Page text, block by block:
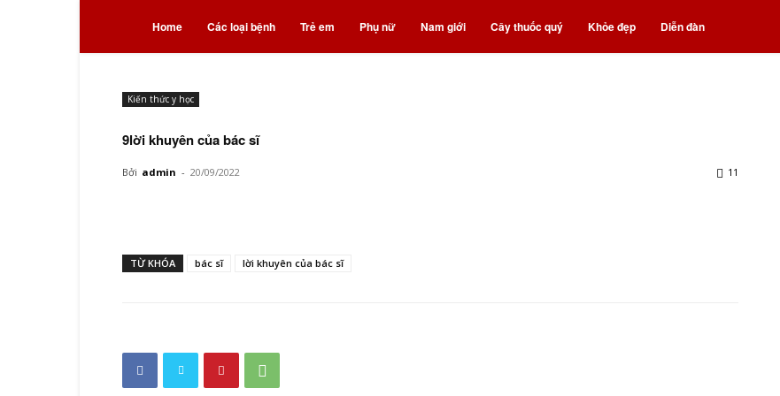
Bệnh
thuốc
Home Các loại bệnh Trẻ em Phụ nữ Nam giới Cây thuốc quý Khỏe đẹp Diễn đàn
Kiến thức y học
9lời khuyên của bác sĩ
Bởi admin - 20/09/2022 11
TỪ KHÓA bác sĩ lời khuyên của bác sĩ